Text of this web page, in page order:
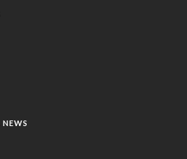
NEWS